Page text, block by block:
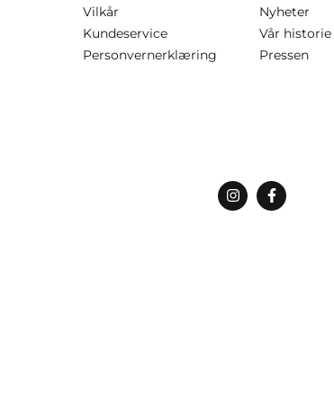
Vilkår
Kundeservice
Personvernerklæring
Nyheter
Vår historie
Pressen